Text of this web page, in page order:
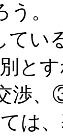
。
て
と
渉
は、